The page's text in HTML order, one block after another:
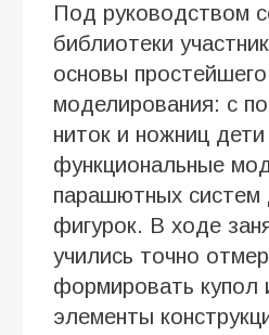
Под руководством
библиотеки
основы простейшего
моделирования: с
ниток и ножниц
функциональные
парашютных систем
фигурок. В ходе
учились точно
формировать купол
элементы